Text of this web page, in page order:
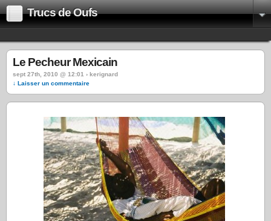
Trucs de Oufs
Le Pecheur Mexicain
sept 27th, 2010 @ 12:01 › kerignard
↓ Laisser un commentaire